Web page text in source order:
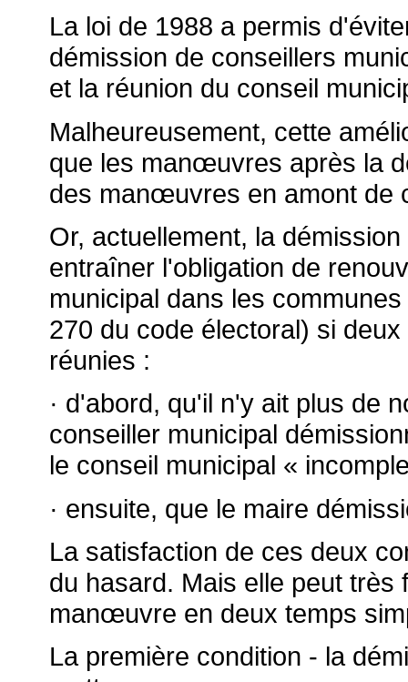
La loi de 1988 a permis
démission de conseillers
et la réunion du conseil
Malheureusement, cette
que les manœuvres après la
des manœuvres en amont de
Or, actuellement, la
entraîner l'obligation de
municipal dans les
270 du code électoral) si
réunies :
· d'abord, qu'il n'y ait plus de
conseiller municipal
le conseil municipal «
· ensuite, que le maire
La satisfaction de ces deux
du hasard. Mais elle peut
manœuvre en deux temps
La première condition - la